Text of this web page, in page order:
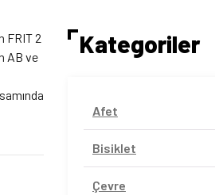
FRIT 2
AB ve
Kategoriler
Afet
Bisiklet
Çevre